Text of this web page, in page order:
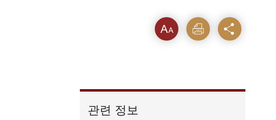
텍스트 인쇄 공유
관련 정보